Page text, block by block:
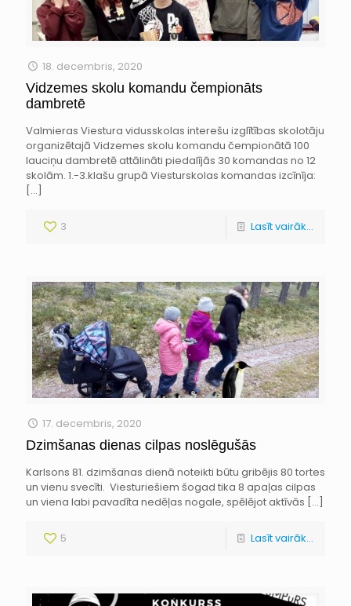
18. decembris, 2020
Vidzemes skolu komandu čempionāts
dambretē
Valmieras Viestura vidusskolas interešu izglītības skolotāju
organizētajā Vidzemes skolu komandu čempionātā 100
lauciņu dambretē attālināti piedalījās 30 komandas no 12
skolām. 1.-3.klašu grupā Viesturskolas komandas izcīnīja:
[…]
3 Lasīt vairāk...
17. decembris, 2020
Dzimšanas dienas cilpas noslēgušās
Karlsons 81. dzimšanas dienā noteikti būtu gribējis 80 tortes
un vienu svecīti. Viesturiešiem šogad tika 8 apaļas cilpas
un viena labi pavadīta nedēļas nogale, spēlējot aktīvās […]
5 Lasīt vairāk...